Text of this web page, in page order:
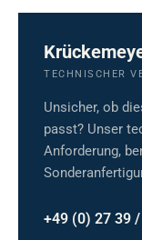
TECHNISCHER
Unsicher, ob
passt? Unser
Anforderung,
+49 (0) 27 39